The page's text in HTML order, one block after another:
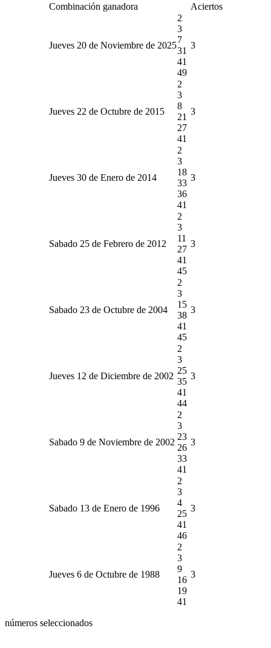
Combinación ganadora Aciertos
Jueves 20 de Noviembre de 2025
2
3
7
31
41
49
3
Jueves 22 de Octubre de 2015
2
3
8
21
27
41
3
Jueves 30 de Enero de 2014
2
3
18
33
36
41
3
Sabado 25 de Febrero de 2012
2
3
11
27
41
45
3
Sabado 23 de Octubre de 2004
2
3
15
38
41
45
3
Jueves 12 de Diciembre de 2002
2
3
25
35
41
44
3
Sabado 9 de Noviembre de 2002
2
3
23
26
33
41
3
Sabado 13 de Enero de 1996
2
3
4
25
41
46
3
Jueves 6 de Octubre de 1988
2
3
9
16
19
41
3
números seleccionados